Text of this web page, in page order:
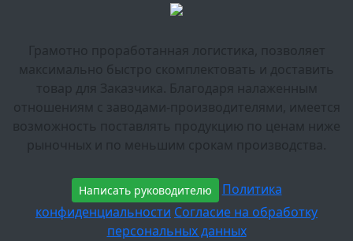
Грамотно проработанная логистика, позволяет
максимально быстро скомплектовать и доставить
товар для Заказчика. Благодаря налаженным
отношениям с заводами-производителями, имеется
возможность поставлять продукцию по ценам ниже
рыночных и по меньшим срокам производства.
Написать руководителю
Политика
конфиденциальности Согласие на обработку
персональных данных